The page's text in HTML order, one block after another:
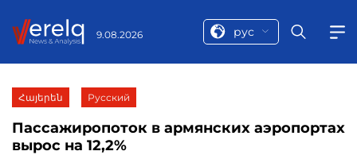
9.08.2026 рус
Հայերեն Русский
Пассажиропоток в армянских аэропортах
вырос на 12,2%